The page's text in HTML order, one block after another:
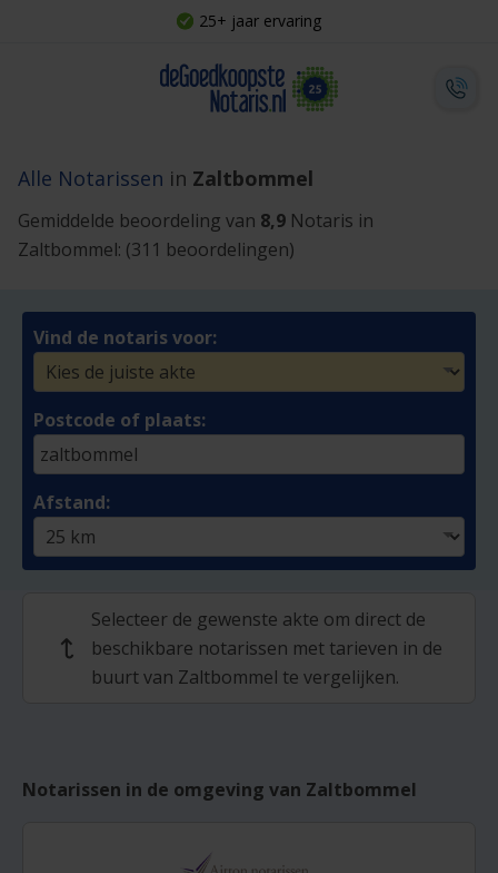
25+ jaar ervaring
Alle Notarissen in Zaltbommel
Gemiddelde beoordeling van 8,9 Notaris in
Zaltbommel: (311 beoordelingen)
Vind de notaris voor:
Postcode of plaats:
Afstand:
↩
Selecteer de gewenste akte om direct de
beschikbare notarissen met tarieven in de
buurt van Zaltbommel te vergelijken.
Notarissen in de omgeving van Zaltbommel